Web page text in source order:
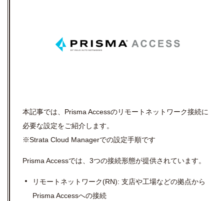
本記事では、Prisma Accessのリモートネットワーク接続に
必要な設定をご紹介します。
※Strata Cloud Managerでの設定手順です
Prisma Accessでは、3つの接続形態が提供されています。
リモートネットワーク(RN): 支店や工場などの拠点から
Prisma Accessへの接続